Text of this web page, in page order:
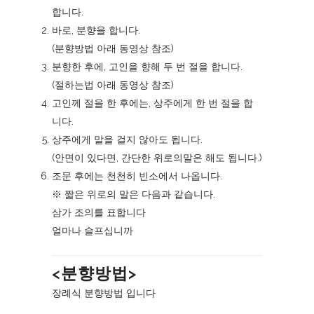
합니다.
바로, 분향을 합니다.
(분향방법 아래 동영상 참조)
분향한 후에, 고인을 향해 두 번 절을 합니다.
(절하는법 아래 동영상 참조)
고인께 절을 한 후에는, 상주에게 한 번 절을 합
니다.
상주에게 말을 걸지 않아도 됩니다.
(안면이 있다면, 간단한 위로의말은 해도 됩니다.)
조문 후에는 천천히 빈소에서 나옵니다.
※ 짧은 위로의 말은 다음과 같습니다.
삼가 조의를 표합니다
얼마나 슬프십니까
<분향방법>
장례식 분향방법 입니다